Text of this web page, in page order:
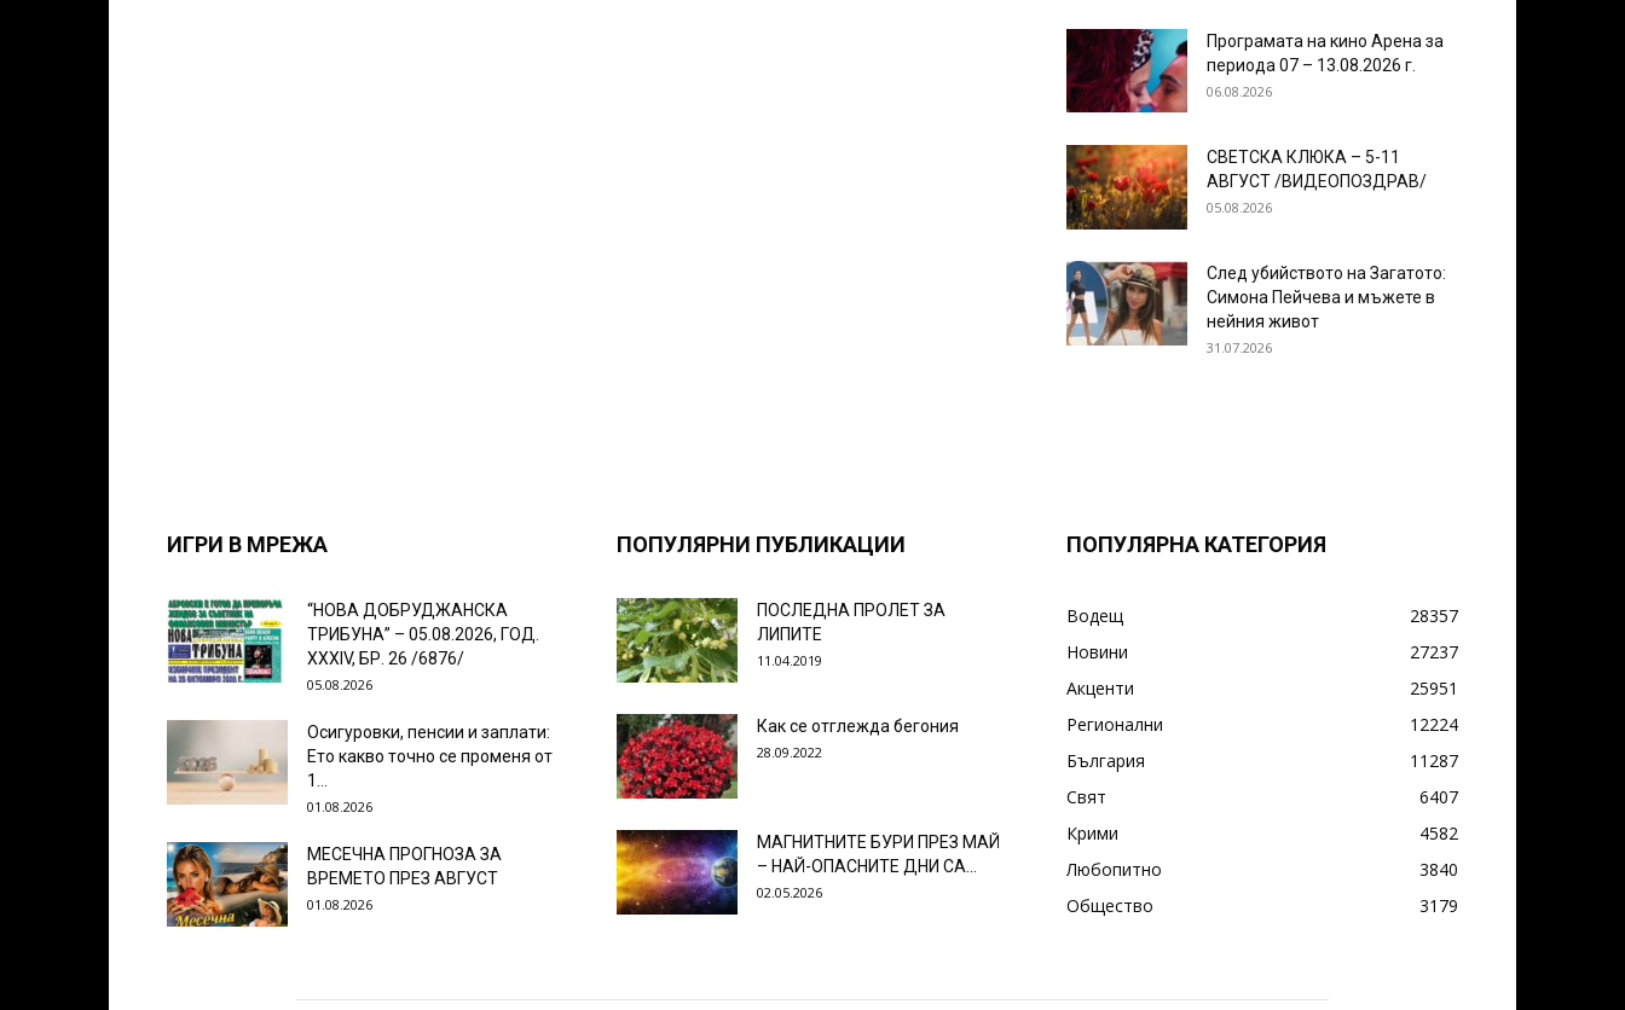
Програмата на кино Арена за
периода 07 – 13.08.2026 г.
06.08.2026
СВЕТСКА КЛЮКА – 5-11
АВГУСТ /ВИДЕОПОЗДРАВ/
05.08.2026
След убийството на Загатото:
Симона Пейчева и мъжете в
нейния живот
31.07.2026
ИГРИ В МРЕЖА
“НОВА ДОБРУДЖАНСКА
ТРИБУНА” – 05.08.2026, ГОД.
XXХIV, БР. 26 /6876/
05.08.2026
Осигуровки, пенсии и заплати:
Ето какво точно се променя от
1...
01.08.2026
МЕСЕЧНА ПРОГНОЗА ЗА
ВРЕМЕТО ПРЕЗ АВГУСТ
01.08.2026
ПОПУЛЯРНИ ПУБЛИКАЦИИ
ПОСЛЕДНА ПРОЛЕТ ЗА
ЛИПИТЕ
11.04.2019
Как се отглежда бегония
28.09.2022
МАГНИТНИТЕ БУРИ ПРЕЗ МАЙ
– НАЙ-ОПАСНИТЕ ДНИ СА…
02.05.2026
ПОПУЛЯРНА КАТЕГОРИЯ
Водещ
28357
Новини
27237
Акценти
25951
Регионални
12224
България
11287
Свят
6407
Крими
4582
Любопитно
3840
Общество
3179